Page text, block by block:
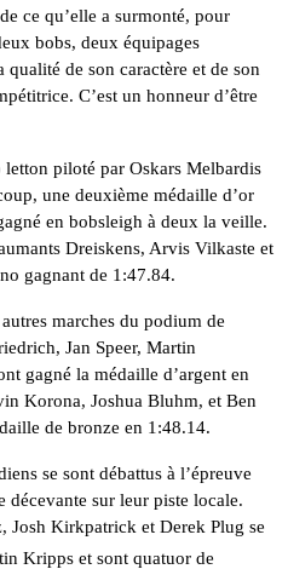
ce qu’elle a surmonté, pour
bobs, deux équipages
de son caractère et de son
C’est un honneur d’être
piloté par Oskars Melbardis
une deuxième médaille d’or
en bobsleigh à deux la veille.
Dreiskens, Arvis Vilkaste et
gagnant de 1:47.84.
marches du podium de
Jan Speer, Martin
gagné la médaille d’argent en
Korona, Joshua Bluhm, et Ben
de bronze en 1:48.14.
se sont débattus à l’épreuve
décevante sur leur piste locale.
Josh Kirkpatrick et Derek Plug se
Kripps et sont quatuor de